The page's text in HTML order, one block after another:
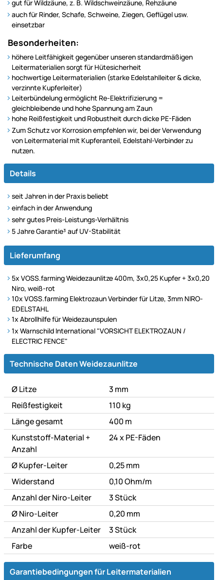
gut für Wildzäune, z. B. Wildschweinzäune, Rehzäune
auch für Rinder, Schafe, Schweine, Ziegen, Geflügel usw.
einsetzbar
Besonderheiten:
höhere Leitfähigkeit gegenüber unseren standardmäßigen
Leitermaterialien sorgt für Hütesicherheit
hochwertige Leitermaterialien (starke Edelstahlleiter & dicke,
verzinnte Kupferleiter)
Leiterbündelung ermöglicht Re-Elektrifizierung =
gleichbleibende und hohe Spannung am Zaun
hohe Reißfestigkeit und Robustheit durch dicke PE-Fäden
Zum Schutz vor Korrosion empfehlen wir, bei der Verwendung
von Leitermaterial mit Kupferanteil, Edelstahl-Verbinder zu
nutzen.
Details
seit Jahren in der Praxis beliebt
einfach in der Anwendung
sehr gutes Preis-Leistungs-Verhältnis
5 Jahre Garantie³ auf UV-Stabilität
Lieferumfang
5x VOSS.farming Weidezaunlitze 400m, 3x0,25 Kupfer + 3x0,20
Niro, weiß-rot
10x VOSS.farming Elektrozaun Verbinder für Litze, 3mm NIRO-
EDELSTAHL
1x Abrollhilfe für Weidezaunspulen
1x Warnschild International "VORSICHT ELEKTROZAUN /
ELECTRIC FENCE"
Technische Daten
Technische Daten Weidezaunlitze
Ø Litze
3 mm
Reißfestigkeit
110 kg
Länge gesamt
400 m
Kunststoff-Material +
Anzahl
24 x PE-Fäden
Ø Kupfer-Leiter
0,25 mm
Widerstand
0,10 Ohm/m
Anzahl der Niro-Leiter
3 Stück
Ø Niro-Leiter
0,20 mm
Anzahl der Kupfer-Leiter
3 Stück
Farbe
weiß-rot
Garantiebedingungen für Leitermaterialien